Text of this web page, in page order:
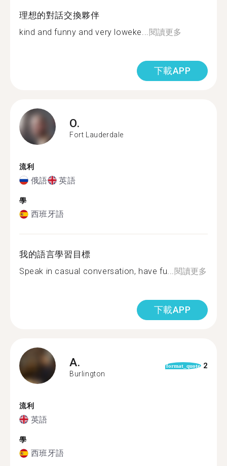
理想的對話交換夥伴
kind and funny and very loweke...閱讀更多
下載APP
O.
Fort Lauderdale
流利
俄語 英語
學
西班牙語
我的語言學習目標
Speak in casual conversation, have fu...閱讀更多
下載APP
A.
Burlington
format_quote 2
流利
英語
學
西班牙語